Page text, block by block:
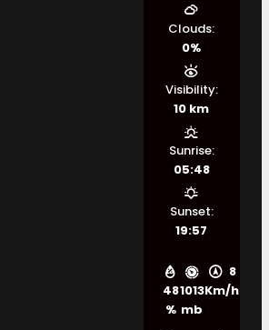
48
%
1013
mb
8
Km/h
Clouds:
0%
Visibility:
10 km
Sunrise:
05:48
Sunset:
19:57